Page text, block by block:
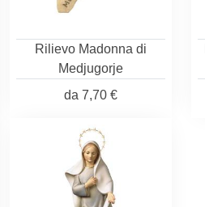
Rilievo Madonna di
Medjugorje
da 7,70 €